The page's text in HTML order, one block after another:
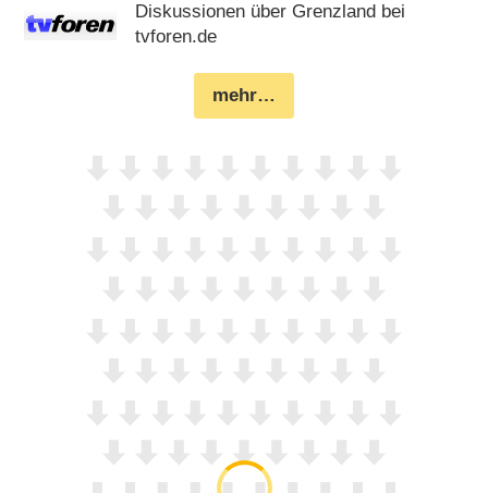
Diskussionen über Grenzland bei
tvforen.de
mehr…